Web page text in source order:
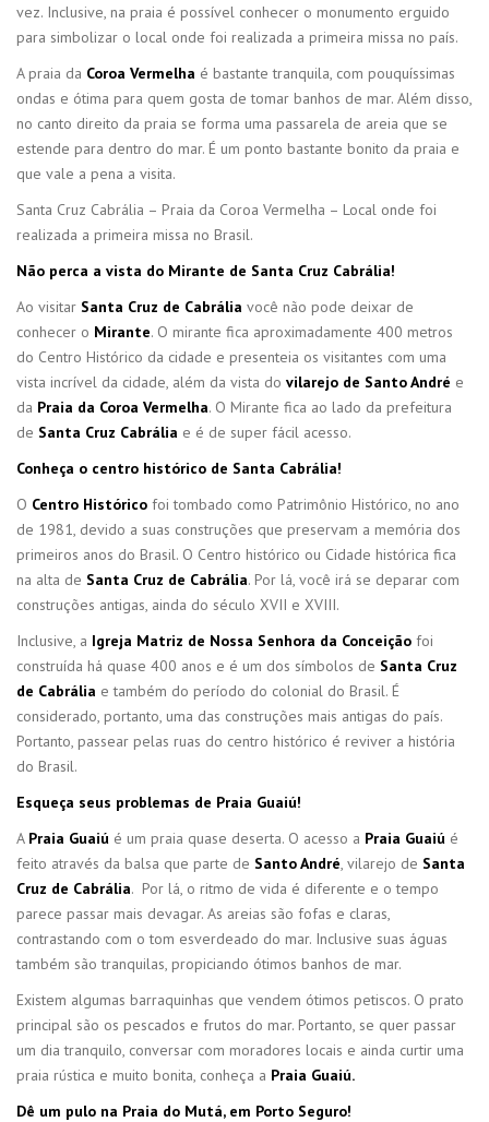
vez. Inclusive, na praia é possível conhecer o monumento erguido
para simbolizar o local onde foi realizada a primeira missa no país.
A praia da Coroa Vermelha é bastante tranquila, com pouquíssimas
ondas e ótima para quem gosta de tomar banhos de mar. Além disso,
no canto direito da praia se forma uma passarela de areia que se
estende para dentro do mar. É um ponto bastante bonito da praia e
que vale a pena a visita.
Santa Cruz Cabrália – Praia da Coroa Vermelha – Local onde foi
realizada a primeira missa no Brasil.
Não perca a vista do Mirante de Santa Cruz Cabrália!
Ao visitar Santa Cruz de Cabrália você não pode deixar de
conhecer o Mirante. O mirante fica aproximadamente 400 metros
do Centro Histórico da cidade e presenteia os visitantes com uma
vista incrível da cidade, além da vista do vilarejo de Santo André e
da Praia da Coroa Vermelha. O Mirante fica ao lado da prefeitura
de Santa Cruz Cabrália e é de super fácil acesso.
Conheça o centro histórico de Santa Cabrália!
O Centro Histórico foi tombado como Patrimônio Histórico, no ano
de 1981, devido a suas construções que preservam a memória dos
primeiros anos do Brasil. O Centro histórico ou Cidade histórica fica
na alta de Santa Cruz de Cabrália. Por lá, você irá se deparar com
construções antigas, ainda do século XVII e XVIII.
Inclusive, a Igreja Matriz de Nossa Senhora da Conceição foi
construída há quase 400 anos e é um dos símbolos de Santa Cruz
de Cabrália e também do período do colonial do Brasil. É
considerado, portanto, uma das construções mais antigas do país.
Portanto, passear pelas ruas do centro histórico é reviver a história
do Brasil.
Esqueça seus problemas de Praia Guaiú!
A Praia Guaiú é um praia quase deserta. O acesso a Praia Guaiú é
feito através da balsa que parte de Santo André, vilarejo de Santa
Cruz de Cabrália. Por lá, o ritmo de vida é diferente e o tempo
parece passar mais devagar. As areias são fofas e claras,
contrastando com o tom esverdeado do mar. Inclusive suas águas
também são tranquilas, propiciando ótimos banhos de mar.
Existem algumas barraquinhas que vendem ótimos petiscos. O prato
principal são os pescados e frutos do mar. Portanto, se quer passar
um dia tranquilo, conversar com moradores locais e ainda curtir uma
praia rústica e muito bonita, conheça a Praia Guaiú.
Dê um pulo na Praia do Mutá, em Porto Seguro!